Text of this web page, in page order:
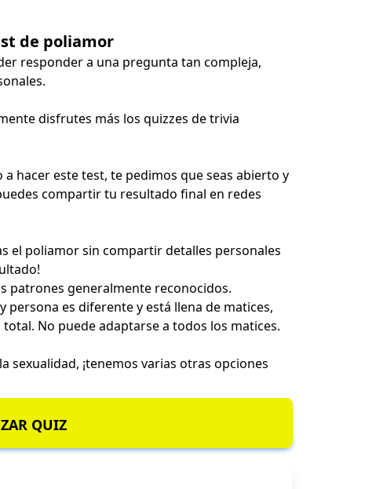
de poliamor
responder a una pregunta tan compleja,
disfrutes más los quizzes de trivia
hacer este test, te pedimos que seas abierto y
compartir tu resultado final en redes
el poliamor sin compartir detalles personales
patrones generalmente reconocidos.
es diferente y está llena de matices,
No puede adaptarse a todos los matices.
sexualidad, ¡tenemos varias otras opciones
QUIZ